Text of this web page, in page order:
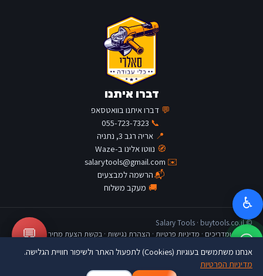
דברו איתנו
💬 דברו איתנו בוואטסאפ
📞
055-723-7323
📍 אריה רגב 3, נתניה
🧭 נווטו אלינו ב-Waze
✉️
salarytools@gmail.com
📬הרשמה למבצעים
🚚 מעקב משלוח
© Salary Tools · buytools.co.il
כתבות ומדריכים · מדיניות פרטיות · הצהרת נגישות · בקשת הצעת מחיר 💬
♿
אנחנו משתמשים בעוגיות (Cookies) לתפעול האתר ולשיפור חוויית הגלישה.
מדיניות הפרטיות